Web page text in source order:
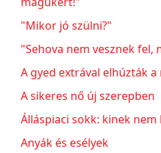
"Mikor jó szülni?"
"Sehova nem vesznek
A gyed extrával elhúzták
A sikeres nő új szerepben
Álláspiaci sokk: kinek nem
Anyák és esélyek